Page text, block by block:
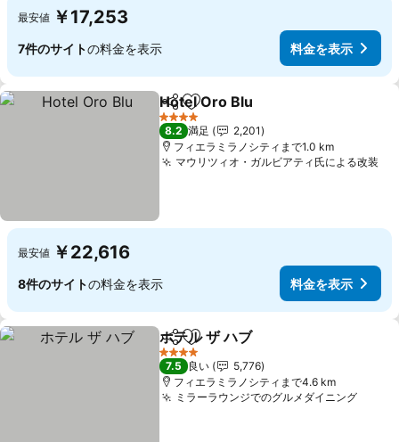
最安値 ￥17,253
7件のサイトの料金を表示 料金を表示
シェアお気に入りに追加
Hotel Oro Blu
4 ホテルのランク
8.2 満足
2,201
フィエラミラノシティまで1.0 km
マウリツィオ・ガルビアティ氏による改装
最安値 ￥22,616
8件のサイトの料金を表示 料金を表示
シェアお気に入りに追加
ホテル ザ ハブ
4 ホテルのランク
7.5 良い
5,776
フィエラミラノシティまで4.6 km
ミラーラウンジでのグルメダイニング